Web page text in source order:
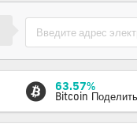
63.57%
Bitcoin